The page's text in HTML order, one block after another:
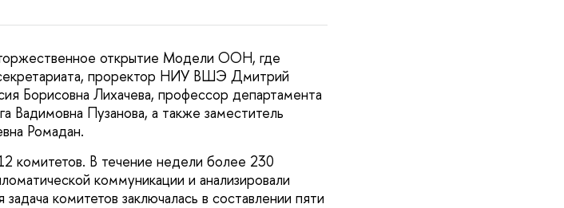
открытие Модели ООН, где
секретариата, проректор НИУ ВШЭ Дмитрий
Борисовна Лихачева, профессор департамента
Пузанова, а также заместитель
Ромадан.
комитетов. В течение недели более 230
коммуникации и анализировали
комитетов заключалась в составлении пяти